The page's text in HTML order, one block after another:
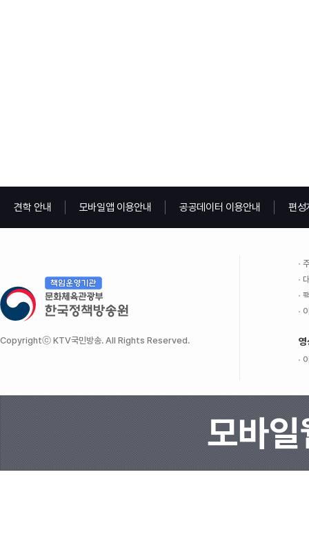
견학 안내 모바일앱 이용안내 공공데이터 이용안내 편성
Copyrightⓒ KTV국민방송. All Rights Reserved. 영
모바